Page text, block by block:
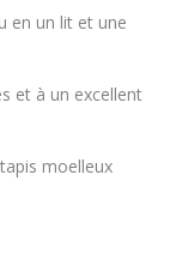
en un lit et une
et à un excellent
moelleux